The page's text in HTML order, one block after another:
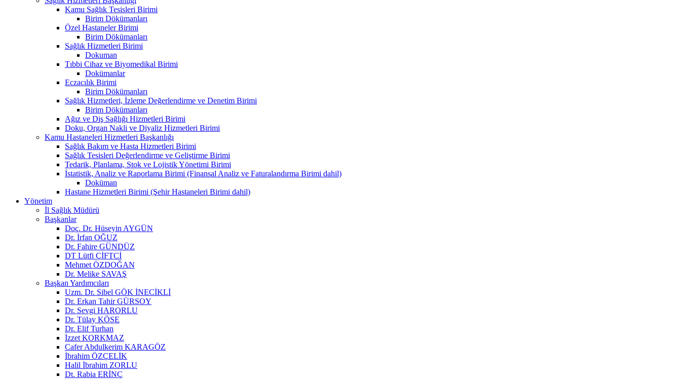
Kamu Sağlık Tesisleri Birimi
Birim Dökümanları
Özel Hastaneler Birimi
Birim Dökümanları
Sağlık Hizmetleri Birimi
Dokuman
Tıbbi Cihaz ve Biyomedikal Birimi
Dokümanlar
Eczacılık Birimi
Birim Dökümanları
Sağlık Hizmetleri, İzleme Değerlendirme ve Denetim Birimi
Birim Dökümanları
Ağız ve Diş Sağlığı Hizmetleri Birimi
Doku, Organ Nakli ve Diyaliz Hizmetleri Birimi
Kamu Hastaneleri Hizmetleri Başkanlığı
Sağlık Bakım ve Hasta Hizmetleri Birimi
Sağlık Tesisleri Değerlendirme ve Geliştirme Birimi
Tedarik, Planlama, Stok ve Lojistik Yönetimi Birimi
İstatistik, Analiz ve Raporlama Birimi (Finansal Analiz ve Faturalandırma Birimi dahil)
Doküman
Hastane Hizmetleri Birimi (Şehir Hastaneleri Birimi dahil)
Yönetim
İl Sağlık Müdürü
Başkanlar
Doç. Dr. Hüseyin AYGÜN
Dr. İrfan OĞUZ
Dr. Fahire GÜNDÜZ
DT Lütfi ÇİFTCİ
Mehmet ÖZDOĞAN
Dr. Melike SAVAŞ
Başkan Yardımcıları
Uzm. Dr. Sibel GÖK İNECİKLİ
Dr. Erkan Tahir GÜRSOY
Dr. Sevgi HARORLU
Dr. Tülay KÖSE
Dr. Elif Turhan
İzzet KORKMAZ
Cafer Abdulkerim KARAGÖZ
İbrahim ÖZÇELİK
Halil İbrahim ZORLU
Dt. Rabia ERİNÇ